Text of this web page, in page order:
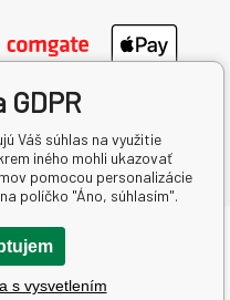
AUTO s.r.o.
-Mapa stránok
Váš súhlas na využitie
iného mohli ukazovať
pomocou personalizácie
políčko "Áno, súhlasím".
s vysvetlením